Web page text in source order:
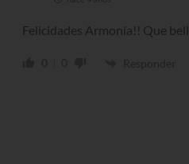
Felicidades Armonía!! Que